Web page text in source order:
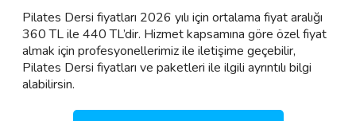
Pilates Dersi fiyatları 2026 yılı için ortalama fiyat aralığı
360 TL ile 440 TL’dir. Hizmet kapsamına göre özel fiyat
almak için profesyonellerimiz ile iletişime geçebilir,
Pilates Dersi fiyatları ve paketleri ile ilgili ayrıntılı bilgi
alabilirsin.